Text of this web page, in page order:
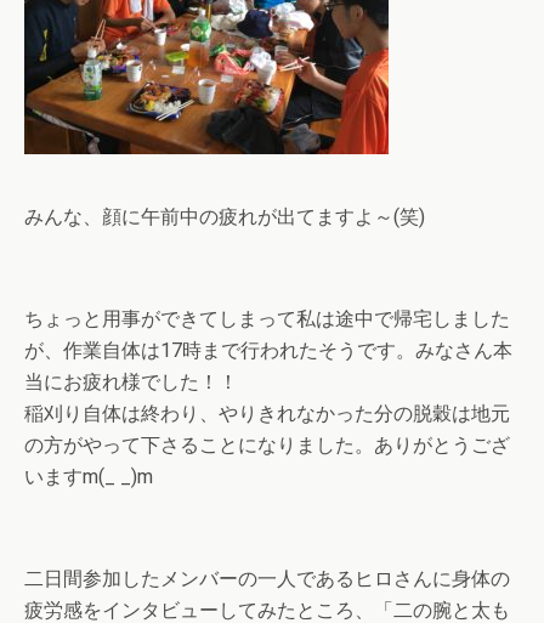
みんな、顔に午前中の疲れが出てますよ～(笑)
ちょっと用事ができてしまって私は途中で帰宅しました
が、作業自体は17時まで行われたそうです。みなさん本
当にお疲れ様でした！！
稲刈り自体は終わり、やりきれなかった分の脱穀は地元
の方がやって下さることになりました。ありがとうござ
いますm(_ _)m
二日間参加したメンバーの一人であるヒロさんに身体の
疲労感をインタビューしてみたところ、「二の腕と太も